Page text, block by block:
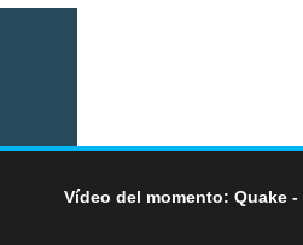
Vídeo del momento: Quake